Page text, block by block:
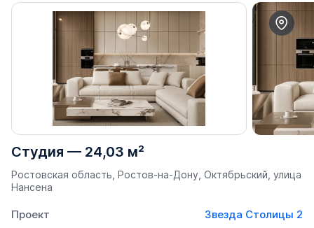
Студия — 24,03 м²
Ростовская область, Ростов-на-Дону, Октябрьский, улица
Нансена
Проект
Звезда Столицы 2